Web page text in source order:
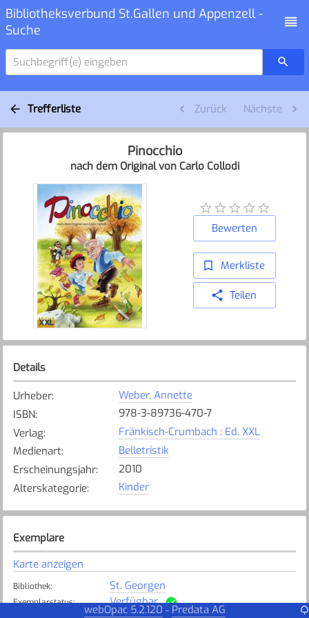
Bibliotheksverbund St.Gallen und Appenzell -
Suche
Suchbegriff(e) eingeben
Trefferliste Zurück Nächste
Pinocchio
nach dem Original von Carlo Collodi
Bewerten
Merkliste
Teilen
Details
Urheber:
Weber, Annette
ISBN:
978-3-89736-470-7
Verlag:
Fränkisch-Crumbach : Ed. XXL
Medienart:
Belletristik
Erscheinungsjahr:
2010
Alterskategorie: Kinder
Exemplare
Karte anzeigen
Bibliothek: St. Georgen
Exemplarstatus: Verfügbar
webOpac 5.2.120 - Predata AG